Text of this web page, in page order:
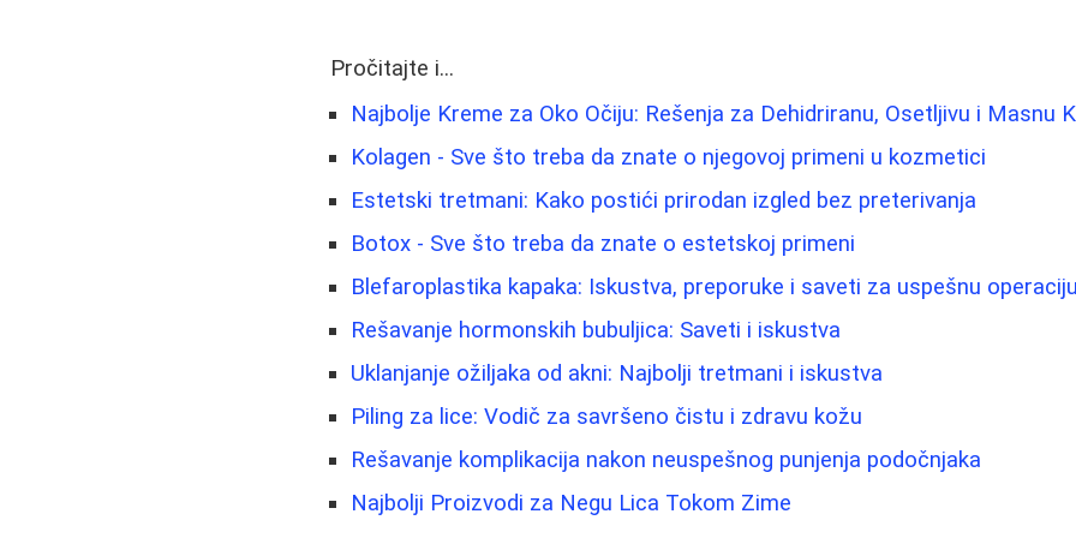
Pročitajte i...
Najbolje Kreme za Oko Očiju: Rešenja za Dehidriranu, Osetljivu i Masnu
Kolagen - Sve što treba da znate o njegovoj primeni u kozmetici
Estetski tretmani: Kako postići prirodan izgled bez preterivanja
Botox - Sve što treba da znate o estetskoj primeni
Blefaroplastika kapaka: Iskustva, preporuke i saveti za uspešnu operaciju
Rešavanje hormonskih bubuljica: Saveti i iskustva
Uklanjanje ožiljaka od akni: Najbolji tretmani i iskustva
Piling za lice: Vodič za savršeno čistu i zdravu kožu
Rešavanje komplikacija nakon neuspešnog punjenja podočnjaka
Najbolji Proizvodi za Negu Lica Tokom Zime